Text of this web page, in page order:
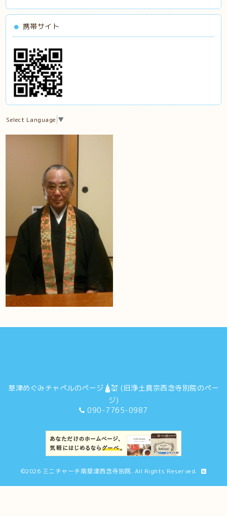
携帯サイト
Select Language ▼
草津めぐみチャペルのページ🛕💒 (旧浄土真宗西念寺別院のペー
ジ)
090-7765-0987
©2026 ミニチャーチ南草津西念寺別院. All Rights Reserved.